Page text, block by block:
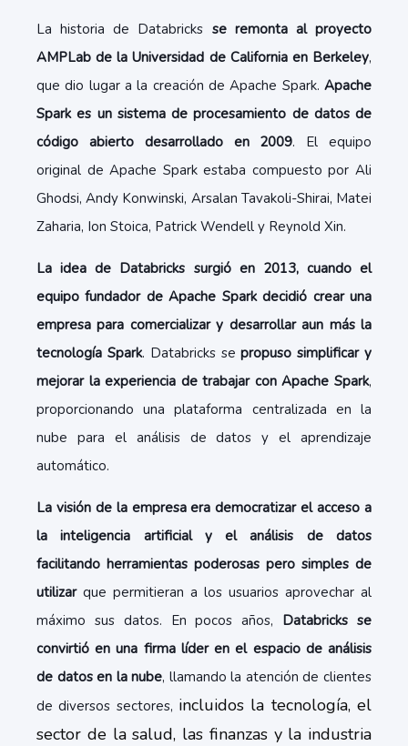
La historia de Databricks se remonta al proyecto
AMPLab de la Universidad de California en Berkeley,
que dio lugar a la creación de Apache Spark. Apache
Spark es un sistema de procesamiento de datos de
código abierto desarrollado en 2009. El equipo
original de Apache Spark estaba compuesto por Ali
Ghodsi, Andy Konwinski, Arsalan Tavakoli-Shirai, Matei
Zaharia, Ion Stoica, Patrick Wendell y Reynold Xin.
La idea de Databricks surgió en 2013, cuando el
equipo fundador de Apache Spark decidió crear una
empresa para comercializar y desarrollar aun más la
tecnología Spark. Databricks sepropuso simplificar y
mejorar la experiencia de trabajar con Apache Spark,
proporcionando una plataforma centralizada en la
nube para el análisis de datos y el aprendizaje
automático.
La visión de la empresa era democratizar el acceso a
la inteligencia artificial y el análisis de datos
facilitando herramientas poderosas pero simples de
utilizarque permitieran a los usuarios aprovechar al
máximo sus datos. En pocos años, Databricks se
convirtió en una firma líder en el espacio de análisis
de datos en la nube, llamando la atención de clientes
de diversos sectores, incluidos la tecnología, el
sector de la salud, las finanzas y la industria